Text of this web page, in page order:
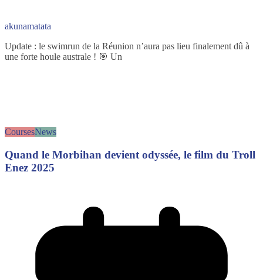
akunamatata
Update : le swimrun de la Réunion n’aura pas lieu finalement dû à
une forte houle australe ! 🎯 Un
CoursesNews
Quand le Morbihan devient odyssée, le film du Troll
Enez 2025